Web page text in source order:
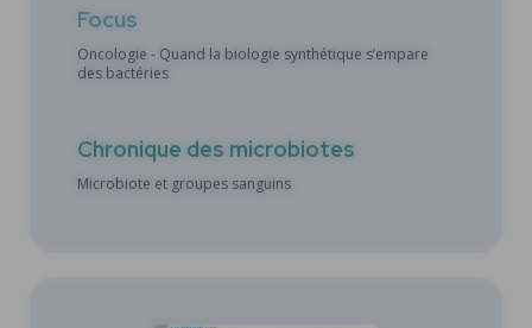
Les numéros
Le comité scientifique
Contact
Focus
Oncologie - Quand la biologie synthétique s’empare
des bactéries
Chronique des microbiotes
Microbiote et groupes sanguins